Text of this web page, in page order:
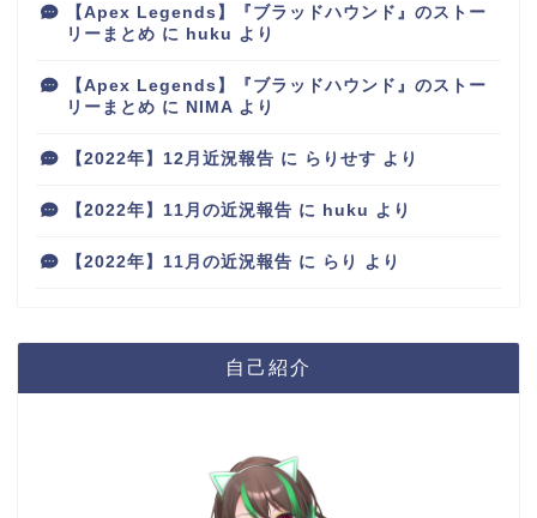
【Apex Legends】『ブラッドハウンド』のストー
リーまとめ に huku より
【Apex Legends】『ブラッドハウンド』のストー
リーまとめ に NIMA より
【2022年】12月近況報告 に らりせす より
【2022年】11月の近況報告 に huku より
【2022年】11月の近況報告 に らり より
自己紹介